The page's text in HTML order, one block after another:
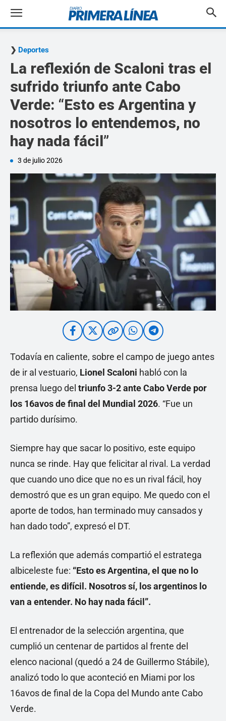
Deportes
La reflexión de Scaloni tras el
sufrido triunfo ante Cabo
Verde: “Esto es Argentina y
nosotros lo entendemos, no
hay nada fácil”
3 de julio 2026
Todavía en caliente, sobre el campo de juego antes
de ir al vestuario, Lionel Scaloni habló con la
prensa luego del triunfo 3-2 ante Cabo Verde por
los 16avos de final del Mundial 2026. “Fue un
partido durísimo.
Siempre hay que sacar lo positivo, este equipo
nunca se rinde. Hay que felicitar al rival. La verdad
que cuando uno dice que no es un rival fácil, hoy
demostró que es un gran equipo. Me quedo con el
aporte de todos, han terminado muy cansados y
han dado todo”, expresó el DT.
La reflexión que además compartió el estratega
albiceleste fue: “Esto es Argentina, el que no lo
entiende, es difícil. Nosotros sí, los argentinos lo
van a entender. No hay nada fácil”.
El entrenador de la selección argentina, que
cumplió un centenar de partidos al frente del
elenco nacional (quedó a 24 de Guillermo Stábile),
analizó todo lo que aconteció en Miami por los
16avos de final de la Copa del Mundo ante Cabo
Verde.